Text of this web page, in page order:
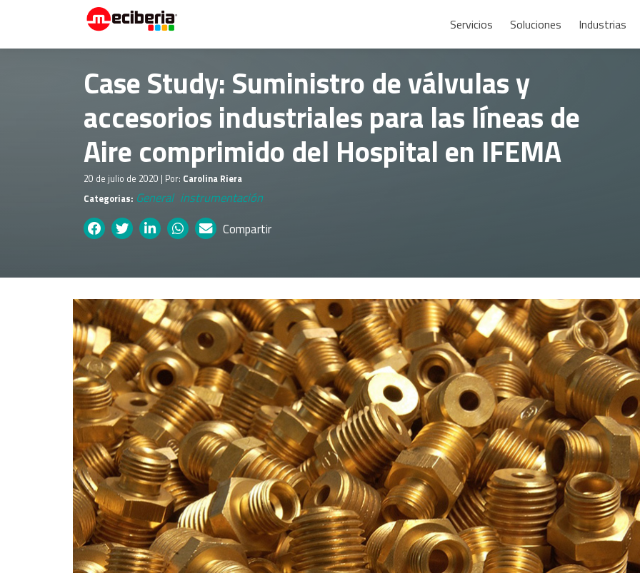
Servicios Soluciones Industrias
Case Study: Suministro de válvulas y
accesorios industriales para las líneas de
Aire comprimido del Hospital en IFEMA
20 de julio de 2020 | Por: Carolina Riera
Categorias: General instrumentación
Compartir